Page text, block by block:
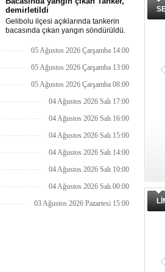
demirletildi
Gelibolu ilçesi açıklarında tankerin
bacasında çıkan yangın söndürüldü.
Sahası'na demirletildi.
05 Ağustos 2026 Çarşamba 14:00
05 Ağustos 2026 Çarşamba 13:00
05 Ağustos 2026 Çarşamba 08:00
04 Ağustos 2026 Salı 17:00
04 Ağustos 2026 Salı 16:00
04 Ağustos 2026 Salı 15:00
04 Ağustos 2026 Salı 14:00
04 Ağustos 2026 Salı 10:00
04 Ağustos 2026 Salı 00:00
03 Ağustos 2026 Pazartesi 15:00